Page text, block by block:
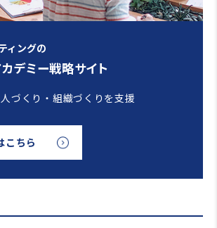
ィングの
デミー戦略サイト
づくり・組織づくりを支援
こちら